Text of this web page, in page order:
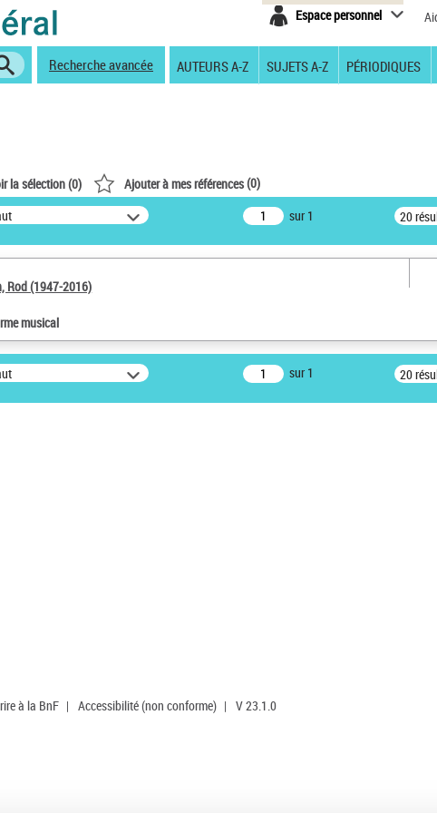
Espace personnel
Recherche avancée AUTEURS A-Z SUJETS A-Z PÉRIODIQUES
la sélection (0) Ajouter à mes références(0)
sur 1 20
Rod (1947-2016)
musical
sur 1 20
à la BnF | Accessibilité (non conforme) | V 23.1.0